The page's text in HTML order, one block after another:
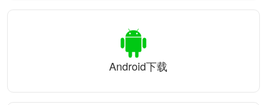
Android下载